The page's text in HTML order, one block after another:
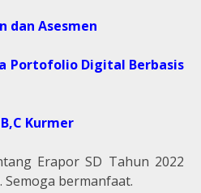
dan Asesmen
Portofolio Digital Berbasis
Kurmer
Erapor SD Tahun 2022
Semoga bermanfaat.